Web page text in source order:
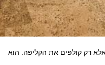
רק קולפים את הקליפה. הוא